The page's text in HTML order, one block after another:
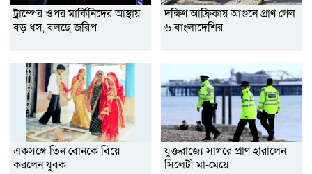
ট্রাম্পের ওপর মার্কিনিদের আস্থায়
বড় ধস, বলছে জরিপ
দক্ষিণ আফ্রিকায় আগুনে প্রাণ গেল
৬ বাংলাদেশির
একসঙ্গে তিন বোনকে বিয়ে
করলেন যুবক
যুক্তরাজ্যে সাগরে প্রাণ হারালেন
সিলেটী মা-মেয়ে